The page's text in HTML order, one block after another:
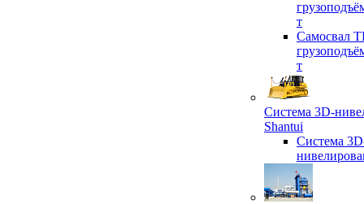
т
Самосвал
т
Система 3D-
Shantui
Система